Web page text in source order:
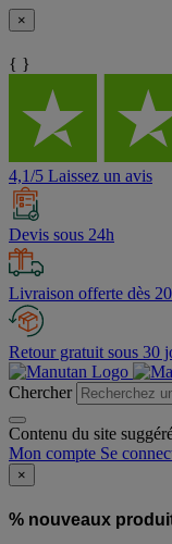
×
{ }
4,1/5 Laissez un avis
Devis sous 24h
Livraison offerte dès
Retour gratuit sous 30
Chercher
Contenu du site
Mon compte Se
×
% nouveaux